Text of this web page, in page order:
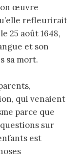
œuvre
refleurirait
25 août 1648,
et son
sa mort.
qui venaient
parce que
sur
est